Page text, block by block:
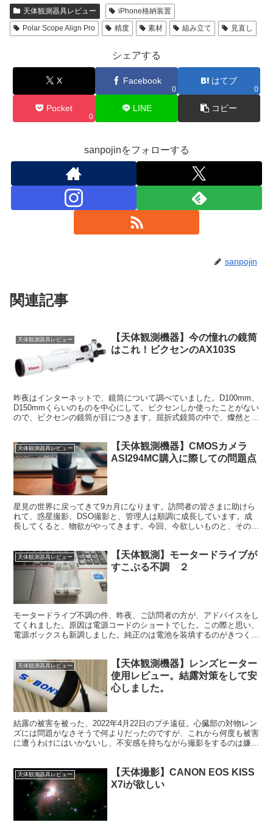
天体観測器具レビュー
iPhone格納装置
Polar Scope Align Pro
精度 素材 組み立て 見直し
シェアする
X Facebook
0
はてブ
0
Pocket
0
LINE コピー
sanpojinをフォローする
sanpojin
関連記事
天体観測器具レビュー
【天体観測機器】今の憧れの鏡筒
はこれ！ビクセンのAX103S
昨夜はインターネットで、鏡筒について調べていました。D100mm、
D150mmくらいのものを中心にして。ビクセンしか使ったことがない
ので、ビクセンの鏡筒が目につきます。屈折式鏡筒の中で、燦然と輝
天体観測器具レビュー
【天体観測機器】CMOSカメラ
ASI294MC購入に際しての問題点
星見の世界に戻ってきて9カ月になります。訪問者の皆さまに助けら
れて、惑星撮影、DSO撮影と、管理人は順調に成長しています。成
長してくると、物欲がやってきます。今回、今欲しいものと、その問
天体観測器具レビュー
【天体観測】モータードライブが
すこぶる不調 ２
モータードライブ不調の件、昨夜、ご訪問者の方が、アドバイスをし
てくれました。原因は電源コードのショートでした。この際と思い、
電源ボックスも新調しました。純正のは電池を装填するのがきつくて
天体観測器具レビュー
【天体観測機器】レンズヒーター
使用レビュー。結露対策をして安
心しました。
結露の被害を被った、2022年4月22日のプチ遠征。心臓部の対物レン
ズには問題がなさそうで何よりだったのですが、これから何度も被害
に遭うわけにはいかないし、不安感を持ちながら撮影をするのは嫌な
天体観測器具レビュー
【天体撮影】CANON EOS KISS
X7iが欲しい